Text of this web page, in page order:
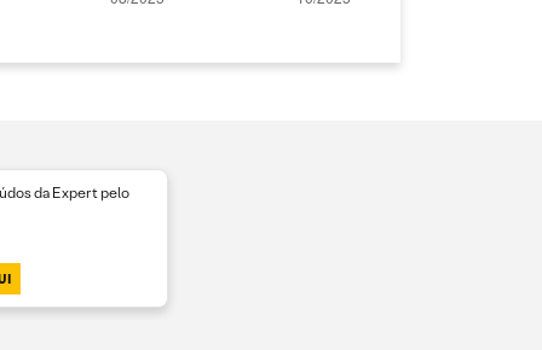
da Expert pelo